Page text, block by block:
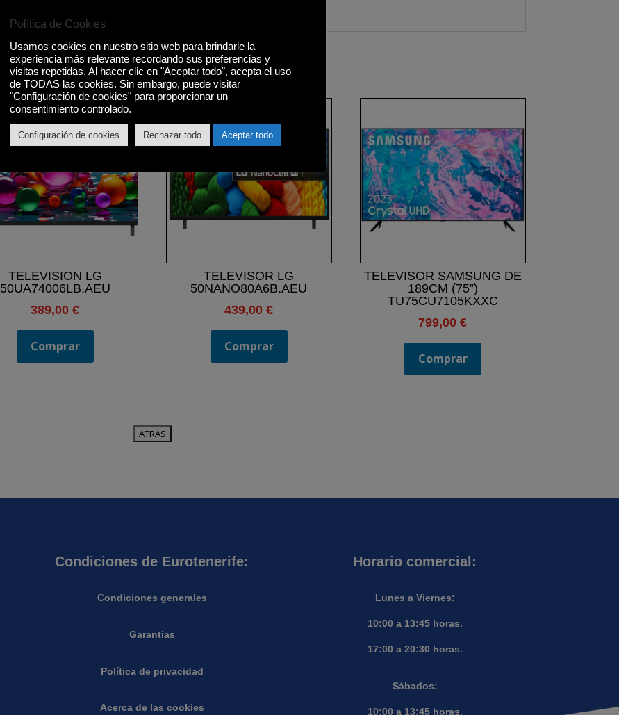
Productos relacionados
TELEVISION LG
50UA74006LB.AEU
389,00€
Comprar
TELEVISOR LG
50NANO80A6B.AEU
439,00€
Comprar
TELEVISOR SAMSUNG DE
189CM (75”)
TU75CU7105KXXC
799,00€
Comprar
Condiciones de Eurotenerife:
Condiciones generales
Garantias
Política de privacidad
Acerca de las cookies
Horario comercial:
Lunes a Viernes:
10:00 a 13:45 horas.
17:00 a 20:30 horas.
Sábados:
10:00 a 13:45 horas.
Política de Cookies
Usamos cookies en nuestro sitio web para brindarle la
experiencia más relevante recordando sus preferencias y
visitas repetidas. Al hacer clic en "Aceptar todo", acepta el uso
de TODAS las cookies. Sin embargo, puede visitar
"Configuración de cookies" para proporcionar un
consentimiento controlado.
Configuración de cookies Rechazar todo Aceptar todo